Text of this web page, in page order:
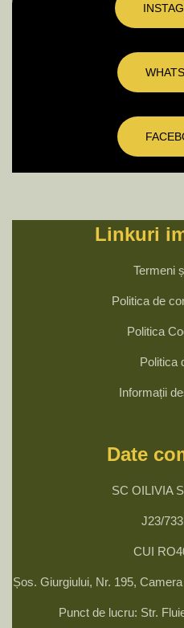
Linkuri
Termeni
Politica de
Politica
Politica
Informații
Date
SC OILIVIA
J23/
CUI
Șos. Giurgiului, Nr. 195,
Punct de lucru: Str.